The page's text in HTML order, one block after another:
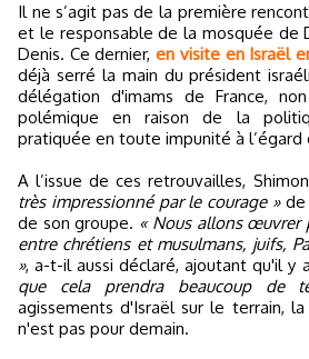
Il ne s’agit pas de la première
et le responsable de la mosquée de
Denis. Ce dernier,en visite en Israël
déjà serré la main du président
délégation d'imams de France,
polémique en raison de la
pratiquée en toute impunité à l’égard
A l’issue de ces retrouvailles,
très impressionné par le courage »de
de son groupe. « Nous allons œuvrer
entre chrétiens et musulmans, juifs,
», a-t-il aussi déclaré, ajoutant qu'il y a
que cela prendra beaucoup de
agissements d'Israël sur le terrain,
n'est pas pour demain.